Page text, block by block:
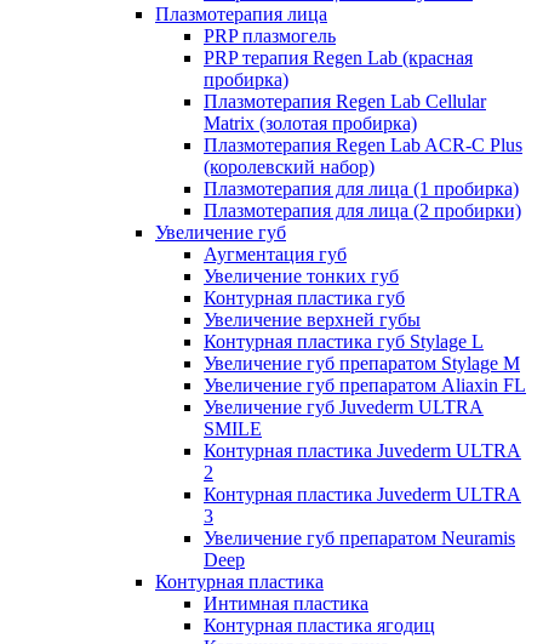
Плазмотерапия лица
PRP плазмогель
PRP терапия Regen Lab (красная
пробирка)
Плазмотерапия Regen Lab Cellular
Matrix (золотая пробирка)
Плазмотерапия Regen Lab ACR-C Plus
(королевский набор)
Плазмотерапия для лица (1 пробирка)
Плазмотерапия для лица (2 пробирки)
Увеличение губ
Аугментация губ
Увеличение тонких губ
Контурная пластика губ
Увеличение верхней губы
Контурная пластика губ Stylage L
Увеличение губ препаратом Stylage M
Увеличение губ препаратом Aliaxin FL
Увеличение губ Juvederm ULTRA
SMILE
Контурная пластика Juvederm ULTRA
2
Контурная пластика Juvederm ULTRA
3
Увеличение губ препаратом Neuramis
Deep
Контурная пластика
Интимная пластика
Контурная пластика ягодиц